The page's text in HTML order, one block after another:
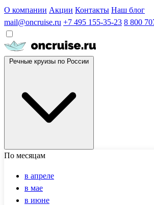
О компании Акции Контакты Наш блог
mail@oncruise.ru +7 495 155-35-23 8 800
По месяцам
в апреле
в мае
в июне